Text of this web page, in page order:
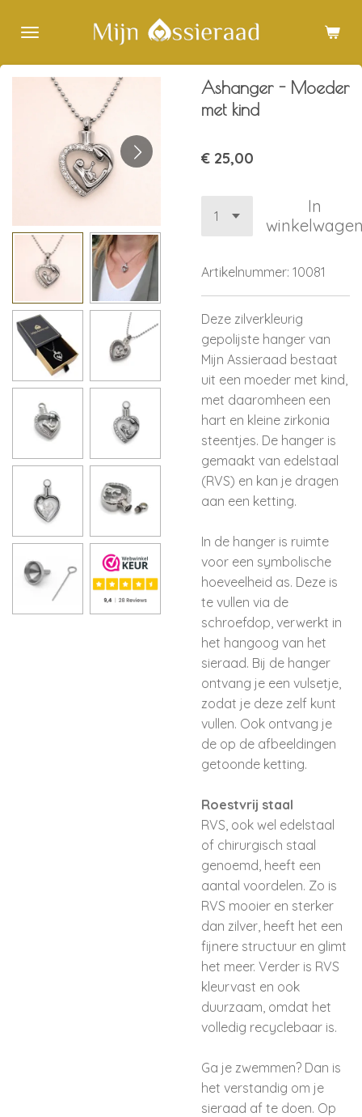
direct
de
hoofdinhoud
Ashanger - Moeder
met kind
€ 25,00
In
Artikelnummer: 10081
Deze zilverkleurig
gepolijste hanger van
Mijn Assieraad bestaat
uit een moeder met kind,
met daaromheen een
hart en kleine zirkonia
steentjes. De hanger is
gemaakt van edelstaal
(RVS) en kan je dragen
aan een ketting.
In de hanger is ruimte
voor een symbolische
hoeveelheid as. Deze is
te vullen via de
schroefdop, verwerkt in
het hangoog van het
sieraad. Bij de hanger
ontvang je een vulsetje,
zodat je deze zelf kunt
vullen. Ook ontvang je
de op de afbeeldingen
getoonde ketting.
Roestvrij staal
RVS, ook wel edelstaal
of chirurgisch staal
genoemd, heeft een
aantal voordelen. Zo is
RVS mooier en sterker
dan zilver, heeft het een
fijnere structuur en glimt
het meer. Verder is RVS
kleurvast en ook
duurzaam, omdat het
volledig recyclebaar is.
Ga je zwemmen? Dan is
het verstandig om je
sieraad af te doen. Op